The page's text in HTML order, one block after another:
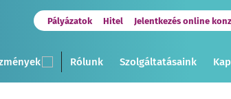
Pályázatok Hitel Jelentkezés online
Rólunk Szolgáltatásaink